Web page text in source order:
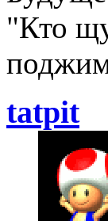
"Кто
tatpit